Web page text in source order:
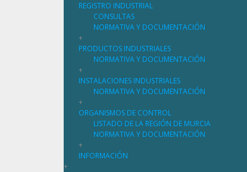
REGISTRO INDUSTRIAL
CONSULTAS
NORMATIVA Y DOCUMENTACIÓN
+
PRODUCTOS INDUSTRIALES
NORMATIVA Y DOCUMENTACIÓN
+
INSTALACIONES INDUSTRIALES
NORMATIVA Y DOCUMENTACIÓN
+
ORGANISMOS DE CONTROL
LISTADO DE LA REGIÓN DE MURCIA
NORMATIVA Y DOCUMENTACIÓN
+
INFORMACIÓN
+